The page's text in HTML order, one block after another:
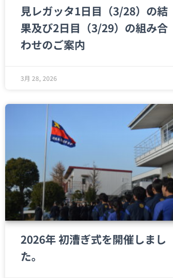
見レガッタ1日目（3/28）の結
果及び2日目（3/29）の組み合
わせのご案内
3月 28, 2026
2026年 初漕ぎ式を開催しまし
た。